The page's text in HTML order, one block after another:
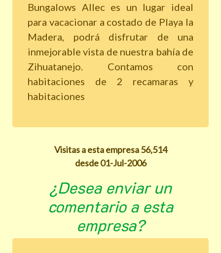
Bungalows Allec es un lugar ideal
para vacacionar a costado de Playa la
Madera, podrá disfrutar de una
inmejorable vista de nuestra bahía de
Zihuatanejo. Contamos con
habitaciones de 2 recamaras y
habitaciones
Visitas a esta empresa 56,514
desde 01-Jul-2006
¿Desea enviar un
comentario a esta
empresa?